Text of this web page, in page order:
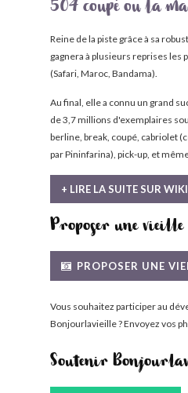
504 coupé ou la
Reine de la piste grâce à sa
gagnera à plusieurs reprises les
(Safari, Maroc, Bandama).
Au final, elle a connu un grand
de 3,7 millions d'exemplaires
berline, break, coupé, cabriolet
par Pininfarina), pick-up, et
+ LIRE LA SUITE SUR
Proposer une vieille
PROPOSER UNE
Vous souhaitez participer au
Bonjourlavieille ? Envoyez vos
Soutenir